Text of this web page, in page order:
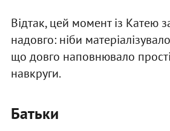
Відтак, цей момент із Катею
надовго: ніби
що довго наповнювало
навкруги.
Батьки